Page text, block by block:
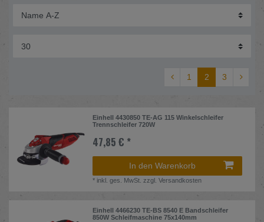
1 2 3
Einhell 4430850 TE-AG 115 Winkelschleifer
Trennschleifer 720W
47,85 € *
In den Warenkorb
* inkl. ges. MwSt. zzgl.Versandkosten
Einhell 4466230 TE-BS 8540 E Bandschleifer
850W Schleifmaschine 75x140mm